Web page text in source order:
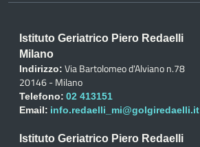
Istituto Geriatrico Piero Redaelli
Milano
Indirizzo: Via Bartolomeo d'Alviano n.78
20146 - Milano
Telefono: 02 413151
Email: info.redaelli_mi@golgiredaelli.it
Istituto Geriatrico Piero Redaelli